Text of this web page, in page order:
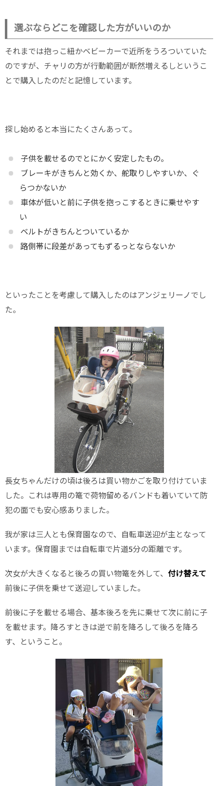
選ぶならどこを確認した方がいいのか
それまでは抱っこ紐かベビーカーで近所をうろついていた
のですが、チャリの方が行動範囲が断然増えるしというこ
とで購入したのだと記憶しています。
探し始めると本当にたくさんあって。
子供を載せるのでとにかく安定したもの。
ブレーキがきちんと効くか、舵取りしやすいか、ぐ
らつかないか
車体が低いと前に子供を抱っこするときに乗せやす
い
ベルトがきちんとついているか
路側帯に段差があってもずるっとならないか
といったことを考慮して購入したのはアンジェリーノでし
た。
長女ちゃんだけの頃は後ろは買い物かごを取り付けていま
した。これは専用の篭で荷物留めるバンドも着いていて防
犯の面でも安心感ありました。
我が家は三人とも保育園なので、自転車送迎が主となって
います。保育園までは自転車で片道5分の距離です。
次女が大きくなると後ろの買い物篭を外して、 付け替えて
前後に子供を乗せて送迎していました。
前後に子を載せる場合、基本後ろを先に乗せて次に前に子
を載せます。降ろすときは逆で前を降ろして後ろを降ろ
す、ということ。